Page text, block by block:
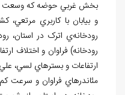
بخش غربي حوضه که وسعت
و بيابان با كاربري
رودخانهي اترک در استان،
رودخانه) فراوان و اختلاف
ارتفاعات و بسترهاي لسي، علي
مئاندرهاي فراوان و سرعت